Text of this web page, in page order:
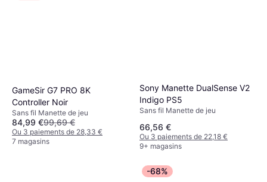
GameSir G7 PRO 8K
Controller Noir
Sans fil Manette de jeu
84,99 €99,69 €
Ou 3 paiements de 28,33 €
7 magasins
Sony Manette DualSense V2
Indigo PS5
Sans fil Manette de jeu
66,56 €
Ou 3 paiements de 22,18 €
9+ magasins
-68%